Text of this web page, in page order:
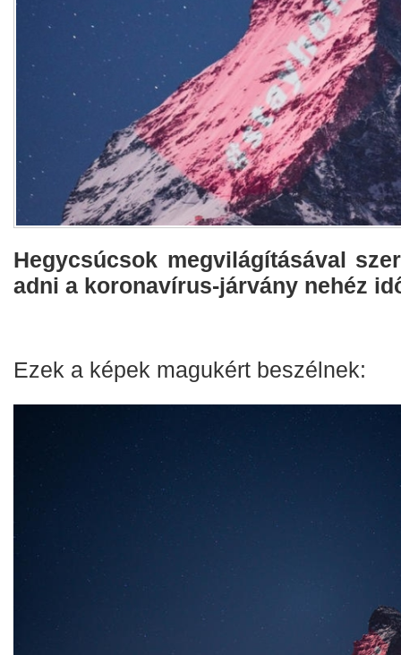
Hegycsúcsok megvilágításával
adni a koronavírus-járvány nehéz
Ezek a képek magukért beszélnek: